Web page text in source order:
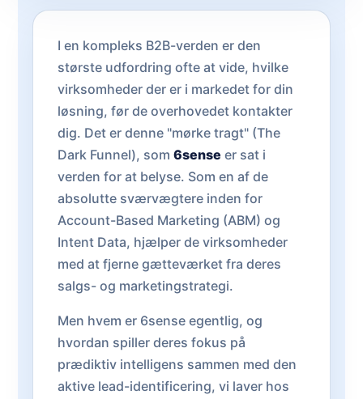
I en kompleks B2B-verden er den
største udfordring ofte at vide, hvilke
virksomheder der er i markedet for din
løsning, før de overhovedet kontakter
dig. Det er denne "mørke tragt" (The
Dark Funnel), som 6sense er sat i
verden for at belyse. Som en af de
absolutte sværvægtere inden for
Account-Based Marketing (ABM) og
Intent Data, hjælper de virksomheder
med at fjerne gætteværket fra deres
salgs- og marketingstrategi.
Men hvem er 6sense egentlig, og
hvordan spiller deres fokus på
prædiktiv intelligens sammen med den
aktive lead-identificering, vi laver hos